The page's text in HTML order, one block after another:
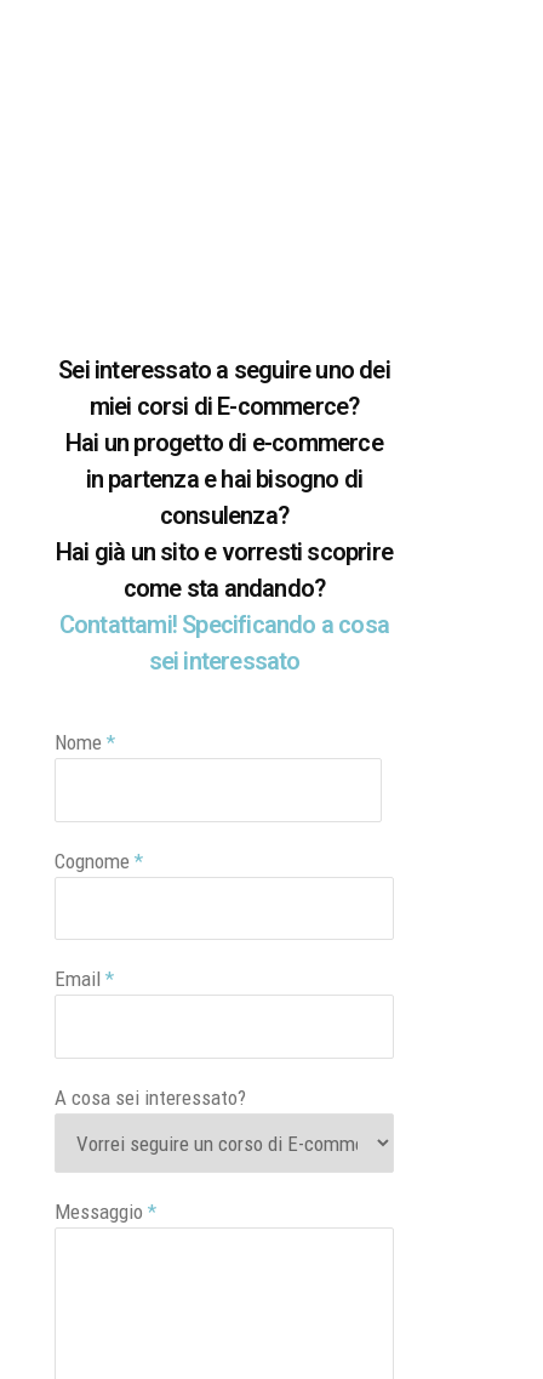
Sei interessato a seguire uno dei
miei corsi di E-commerce?
Hai un progetto di e-commerce
in partenza e hai bisogno di
consulenza?
Hai già un sito e vorresti scoprire
come sta andando?
Contattami! Specificando a cosa
sei interessato
Nome *
Cognome *
Email *
A cosa sei interessato?
Messaggio *